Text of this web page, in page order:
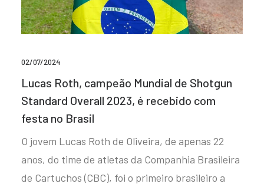
02/07/2024
Lucas Roth, campeão Mundial de Shotgun
Standard Overall 2023, é recebido com
festa no Brasil
O jovem Lucas Roth de Oliveira, de apenas 22
anos, do time de atletas da Companhia Brasileira
de Cartuchos (CBC), foi o primeiro brasileiro a